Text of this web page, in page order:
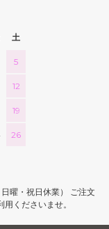
土
5
12
19
26
曜・祝日休業） ご注文
くださいませ。